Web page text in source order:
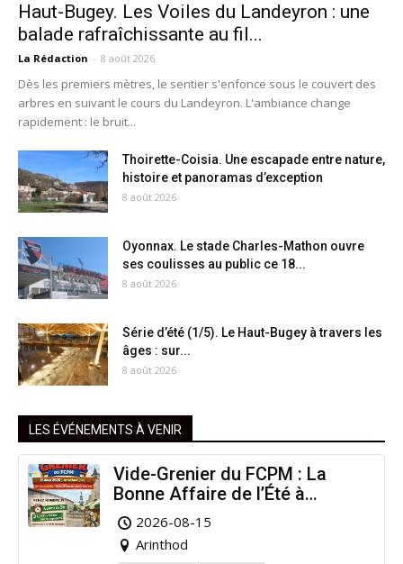
Haut-Bugey. Les Voiles du Landeyron : une
balade rafraîchissante au fil...
La Rédaction - 8 août 2026
Dès les premiers mètres, le sentier s'enfonce sous le couvert des
arbres en suivant le cours du Landeyron. L'ambiance change
rapidement : le bruit...
Thoirette-Coisia. Une escapade entre nature,
histoire et panoramas d’exception
8 août 2026
Oyonnax. Le stade Charles-Mathon ouvre
ses coulisses au public ce 18...
8 août 2026
Série d’été (1/5). Le Haut-Bugey à travers les
âges : sur...
8 août 2026
LES ÉVÉNEMENTS À VENIR
Vide-Grenier du FCPM : La
Bonne Affaire de l’Été à
Arinthod !
2026-08-15
Arinthod